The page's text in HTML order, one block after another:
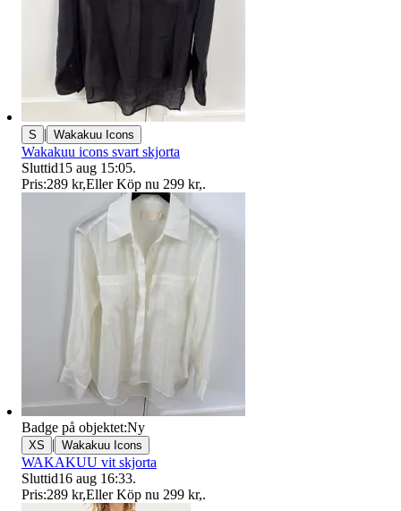
S | Wakakuu Icons
Wakakuu icons svart skjorta
Sluttid15 aug 15:05.
Pris:289 kr,Eller Köp nu 299 kr,.
Badge på objektet:Ny
XS | Wakakuu Icons
WAKAKUU vit skjorta
Sluttid16 aug 16:33.
Pris:289 kr,Eller Köp nu 299 kr,.